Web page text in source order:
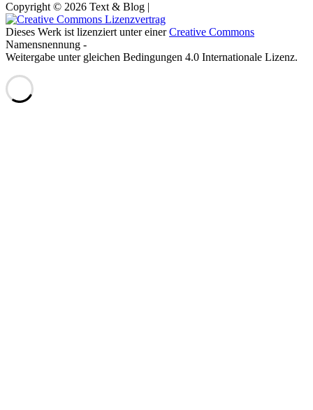
Copyright © 2026 Text & Blog |
Dieses Werk ist lizenziert unter einerCreative Commons
Namensnennung -
Weitergabe unter gleichen Bedingungen 4.0 Internationale Lizenz.